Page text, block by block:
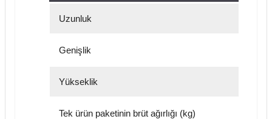
Uzunluk
Genişlik
Yükseklik
Tek ürün paketinin brüt ağırlığı (kg)